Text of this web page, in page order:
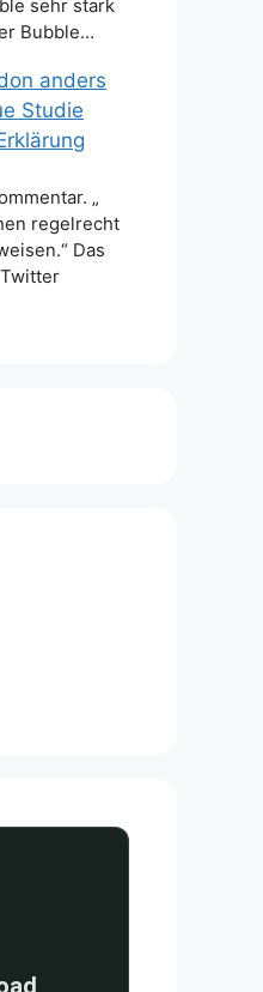
sehr stark
Bubble…
anders
Studie
„
regelrecht
Das